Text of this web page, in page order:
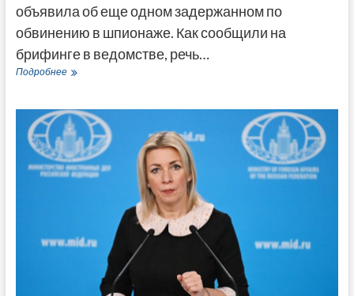
объявила об еще одном задержанном по
обвинению в шпионаже. Как сообщили на
брифинге в ведомстве, речь…
ПодробнееСГБ
о
втором
за
день
задержанном